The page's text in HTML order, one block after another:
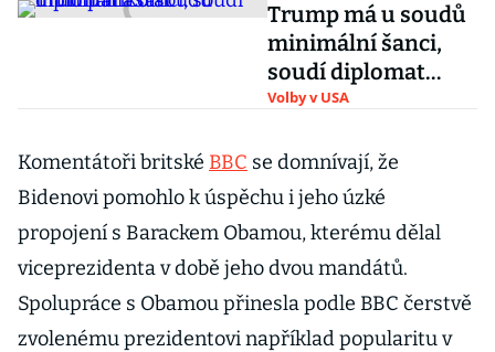
Trump má u soudů
minimální šanci,
soudí diplomat
Kolář
Volby v USA
Komentátoři britské BBC se domnívají, že
Bidenovi pomohlo k úspěchu i jeho úzké
propojení s Barackem Obamou, kterému dělal
viceprezidenta v době jeho dvou mandátů.
Spolupráce s Obamou přinesla podle BBC čerstvě
zvolenému prezidentovi například popularitu v